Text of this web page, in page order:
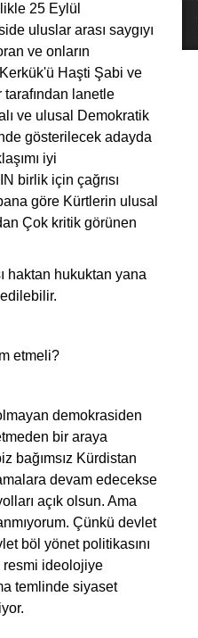
25 Eylül
uluslar arası saygıyı
ve onların
Haşti Şabi ve
tarafından lanetle
ve ulusal Demokratik
gösterilecek adayda
iyi
birlik için çağrısı
göre Kürtlerin ulusal
Çok kritik görünen
haktan hukuktan yana
etmeli?
demokrasiden
bir araya
bağımsız Kürdistan
devam edecekse
açık olsun. Ama
Çünkü devlet
böl yönet politikasını
resmi ideolojiye
temlinde siyaset